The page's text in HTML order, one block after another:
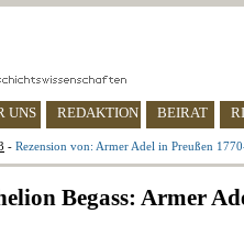
UNS REDAKTION BEIRAT
- Rezension von: Armer Adel in Preußen
Begass: Armer